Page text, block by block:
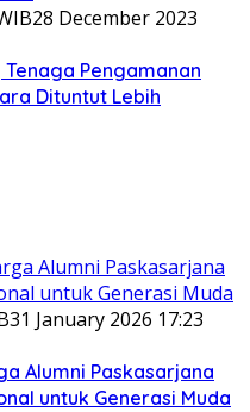
28 December 2023
Pengamanan
Dituntut Lebih
31 January 2026 17:23
Alumni Paskasarjana
untuk Generasi Muda